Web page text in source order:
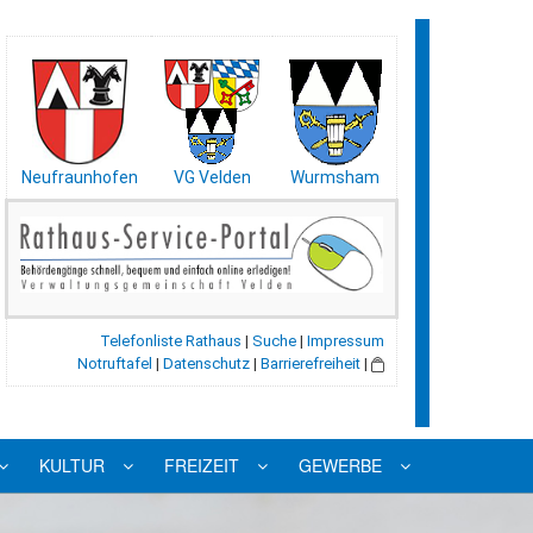
Neufraunhofen VG Velden Wurmsham
Telefonliste Rathaus |Suche |Impressum
Notruftafel |Datenschutz |Barrierefreiheit |
KULTUR FREIZEIT GEWERBE